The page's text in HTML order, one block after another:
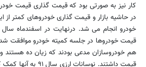
در حاشیه بازار و قیمت گذاری خودروهای کمتر از
قیمت خودروها در جلسه کمیته خودرو موافقت
هم خودروسازان مدعی بودند که زیان ده هستند
قیمت داشتند. نوسانات